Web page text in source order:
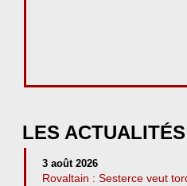
LES ACTUALITÉS
3 août 2026
Rovaltain : Sesterce veut